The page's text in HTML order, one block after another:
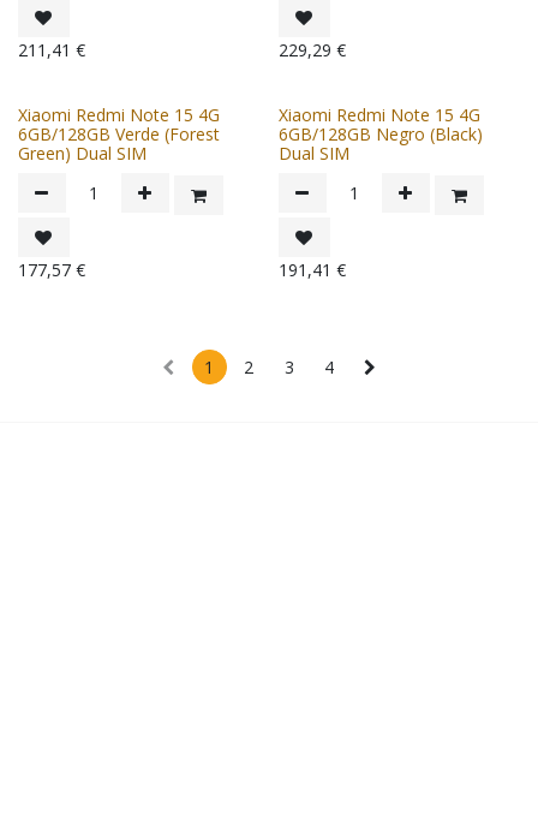
211,41 € 229,29 €
Xiaomi Redmi Note 15 4G
6GB/128GB Verde (Forest
Green) Dual SIM
177,57 €
Xiaomi Redmi Note 15 4G
6GB/128GB Negro (Black)
Dual SIM
191,41 €
1 2 3 4